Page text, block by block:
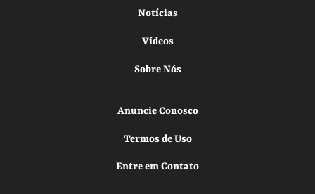
Notícias
Vídeos
Sobre Nós
Anuncie Conosco
Termos de Uso
Entre em Contato